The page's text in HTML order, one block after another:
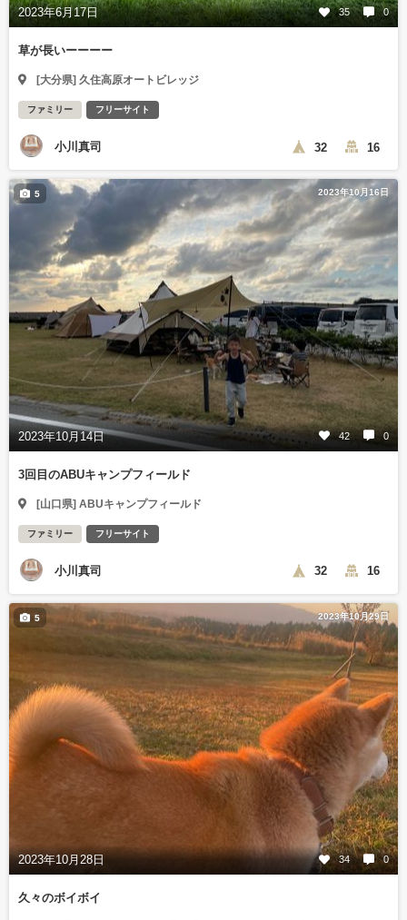
2023年6月17日 35 0
草が長いーーーー
[大分県] 久住高原オートビレッジ
ファミリー フリーサイト
小川真司 32 16
2023年10月16日
2023年10月14日 42 0
5
3回目のABUキャンプフィールド
[山口県] ABUキャンプフィールド
ファミリー フリーサイト
小川真司 32 16
2023年10月29日
2023年10月28日 34 0
5
久々のボイボイ